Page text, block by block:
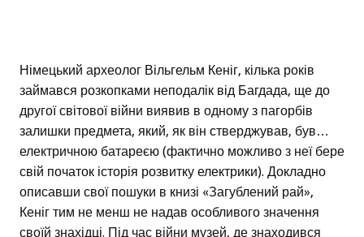
Німецький археолог Вільгельм Кеніг, кілька років
займався розкопками неподалік від Багдада, ще до
другої світової війни виявив в одному з пагорбів
залишки предмета, який, як він стверджував, був…
електричною батареєю (фактично можливо з неї бере
свій початок історія розвитку електрики). Докладно
описавши свої пошуки в книзі «Загублений рай»,
Кеніг тим не менш не надав особливого значення
своїй знахідці. Під час війни музей, де знаходився